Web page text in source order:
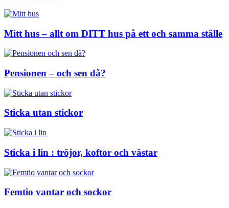
Mitt hus – allt om DITT hus på ett och samma ställe
Pensionen – och sen då?
Sticka utan stickor
Sticka i lin : tröjor, koftor och västar
Femtio vantar och sockor